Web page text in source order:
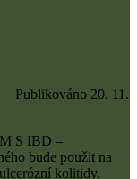
Publikováno 20. 11.
S IBD –
bude použit na
kolitidy.